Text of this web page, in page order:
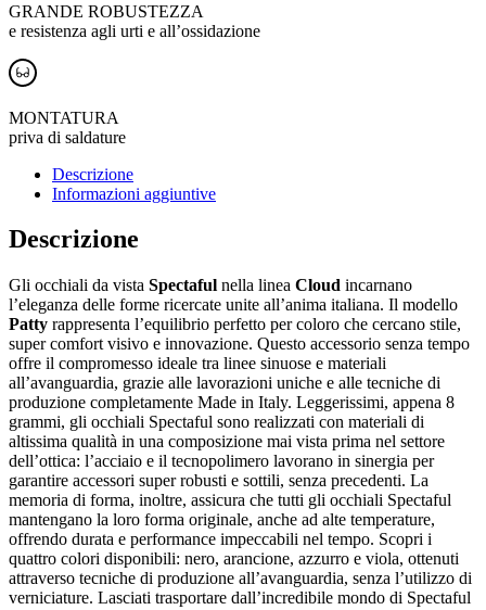
GRANDE ROBUSTEZZA
e resistenza agli urti e all’ossidazione
MONTATURA
priva di saldature
Descrizione
Informazioni aggiuntive
Descrizione
Gli occhiali da vista Spectaful nella linea Cloud incarnano
l’eleganza delle forme ricercate unite all’anima italiana. Il modello
Patty rappresenta l’equilibrio perfetto per coloro che cercano stile,
super comfort visivo e innovazione. Questo accessorio senza tempo
offre il compromesso ideale tra linee sinuose e materiali
all’avanguardia, grazie alle lavorazioni uniche e alle tecniche di
produzione completamente Made in Italy. Leggerissimi, appena 8
grammi, gli occhiali Spectaful sono realizzati con materiali di
altissima qualità in una composizione mai vista prima nel settore
dell’ottica: l’acciaio e il tecnopolimero lavorano in sinergia per
garantire accessori super robusti e sottili, senza precedenti. La
memoria di forma, inoltre, assicura che tutti gli occhiali Spectaful
mantengano la loro forma originale, anche ad alte temperature,
offrendo durata e performance impeccabili nel tempo. Scopri i
quattro colori disponibili: nero, arancione, azzurro e viola, ottenuti
attraverso tecniche di produzione all’avanguardia, senza l’utilizzo di
verniciature. Lasciati trasportare dall’incredibile mondo di Spectaful